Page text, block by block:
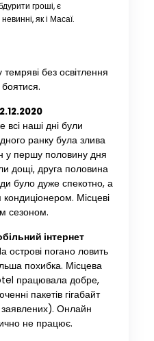
гроші, є
як і Масаї.
без освітлення
наші дні були
ранку була злива
у першу половину дня
дощі, друга половина
було дуже спекотно, а
Місцеві
сезоном.
інтернет
погано ловить
похибка. Місцева
працювала добре,
пакетів гігабайт
Онлайн
не працює.